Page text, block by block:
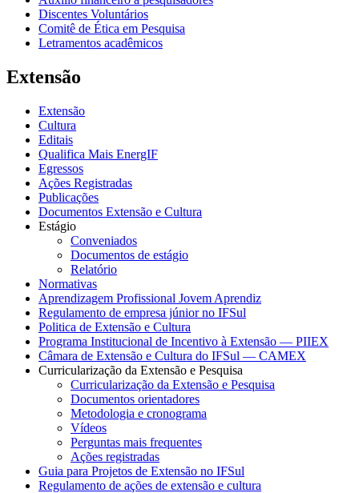
Discentes Voluntários
Comitê de Ética em Pesquisa
Letramentos acadêmicos
Extensão
Extensão
Cultura
Editais
Qualifica Mais EnergIF
Egressos
Ações Registradas
Publicações
Documentos Extensão e Cultura
Estágio
Conveniados
Documentos de estágio
Relatório
Normativas
Aprendizagem Profissional Jovem Aprendiz
Regulamento de empresa júnior no IFSul
Politica de Extensão e Cultura
Programa Institucional de Incentivo à Extensão — PIIEX
Câmara de Extensão e Cultura do IFSul — CAMEX
Curricularização da Extensão e Pesquisa
Curricularização da Extensão e Pesquisa
Documentos orientadores
Metodologia e cronograma
Vídeos
Perguntas mais frequentes
Ações registradas
Guia para Projetos de Extensão no IFSul
Regulamento de ações de extensão e cultura